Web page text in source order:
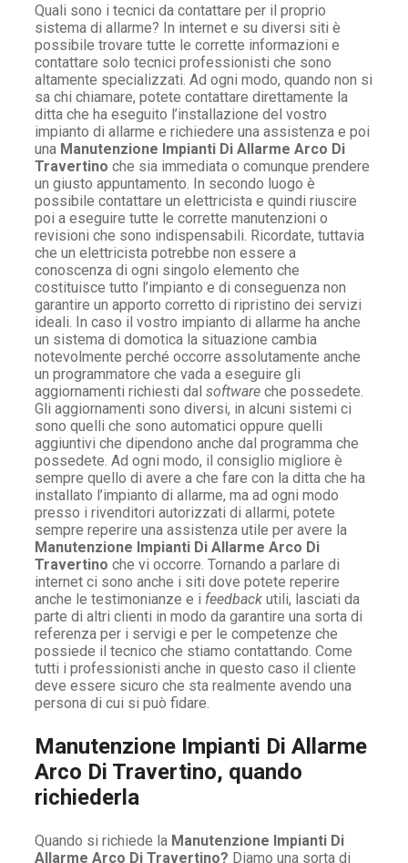
Quali sono i tecnici da contattare per il proprio
sistema di allarme? In internet e su diversi siti è
possibile trovare tutte le corrette informazioni e
contattare solo tecnici professionisti che sono
altamente specializzati. Ad ogni modo, quando non si
sa chi chiamare, potete contattare direttamente la
ditta che ha eseguito l’installazione del vostro
impianto di allarme e richiedere una assistenza e poi
una Manutenzione Impianti Di Allarme Arco Di
Travertino che sia immediata o comunque prendere
un giusto appuntamento. In secondo luogo è
possibile contattare un elettricista e quindi riuscire
poi a eseguire tutte le corrette manutenzioni o
revisioni che sono indispensabili. Ricordate, tuttavia
che un elettricista potrebbe non essere a
conoscenza di ogni singolo elemento che
costituisce tutto l’impianto e di conseguenza non
garantire un apporto corretto di ripristino dei servizi
ideali. In caso il vostro impianto di allarme ha anche
un sistema di domotica la situazione cambia
notevolmente perché occorre assolutamente anche
un programmatore che vada a eseguire gli
aggiornamenti richiesti dal software che possedete.
Gli aggiornamenti sono diversi, in alcuni sistemi ci
sono quelli che sono automatici oppure quelli
aggiuntivi che dipendono anche dal programma che
possedete. Ad ogni modo, il consiglio migliore è
sempre quello di avere a che fare con la ditta che ha
installato l’impianto di allarme, ma ad ogni modo
presso i rivenditori autorizzati di allarmi, potete
sempre reperire una assistenza utile per avere la
Manutenzione Impianti Di Allarme Arco Di
Travertino che vi occorre. Tornando a parlare di
internet ci sono anche i siti dove potete reperire
anche le testimonianze e i feedback utili, lasciati da
parte di altri clienti in modo da garantire una sorta di
referenza per i servigi e per le competenze che
possiede il tecnico che stiamo contattando. Come
tutti i professionisti anche in questo caso il cliente
deve essere sicuro che sta realmente avendo una
persona di cui si può fidare.
Manutenzione Impianti Di Allarme
Arco Di Travertino, quando
richiederla
Quando si richiede la Manutenzione Impianti Di
Allarme Arco Di Travertino? Diamo una sorta di